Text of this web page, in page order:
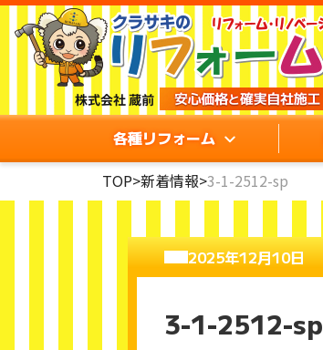
各種リフォーム
TOP>新着情報>3-1-2512-sp
2025年12月10日
3-1-2512-sp